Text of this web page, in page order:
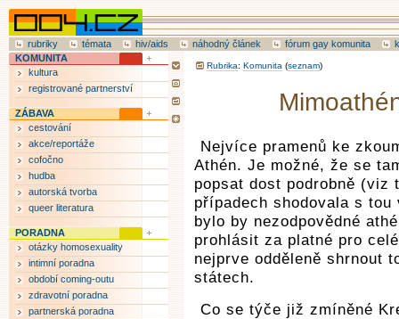
rubriky témata hiv/aids náhodný článek fórum gay komunita
Rubrika: Komunita (seznam)
Nejvíce pramenů ke
Athén. Je možné, že se
popsat dost podrobně
případech shodovala s
bylo by nezodpovědné
prohlásit za platné pro
nejprve odděleně shrnout
státech.
Co se týče již zmíněné
KOMUNITA
kultura
registrované partnerství
ZÁBAVA
cestování
akce/reportáže
cofočno
hudba
autorská tvorba
queer literatura
PORADNA
otázky homosexuality
intimní poradna
období coming-outu
zdravotní poradna
partnerská poradna